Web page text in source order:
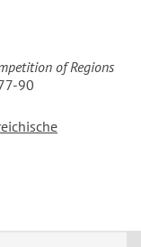
of Regions
90